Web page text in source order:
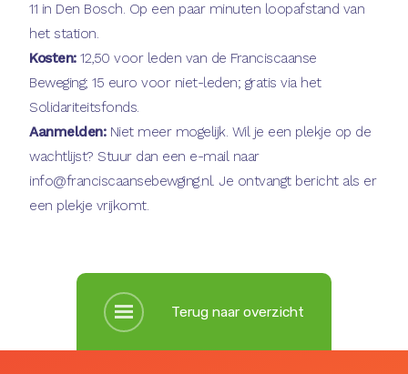
11 in Den Bosch. Op een paar minuten loopafstand van
het station.
Kosten:12,50 voor leden van de Franciscaanse
Beweging; 15 euro voor niet-leden; gratis via het
Solidariteitsfonds.
Aanmelden:Niet meer mogelijk. Wil je een plekje op de
wachtlijst? Stuur dan een e-mail naar
info@franciscaansebewging.nl. Je ontvangt bericht als er
een plekje vrijkomt.
Terug naar overzicht